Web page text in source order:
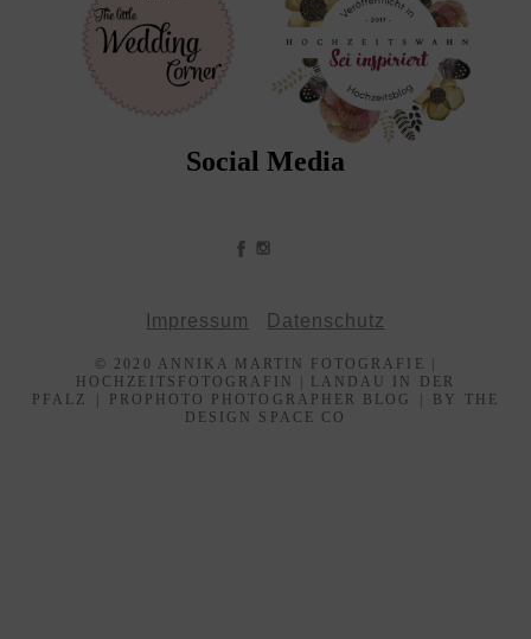
Social Media
Impressum Datenschutz
© 2020 ANNIKA MARTIN FOTOGRAFIE |
HOCHZEITSFOTOGRAFIN | LANDAU IN DER
PFALZ
PROPHOTO PHOTOGRAPHER BLOG
BY THE
DESIGN SPACE CO